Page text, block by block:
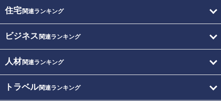
住宅関連ランキング
ビジネス 関連ランキング
人材関連ランキング
トラベル関連ランキング